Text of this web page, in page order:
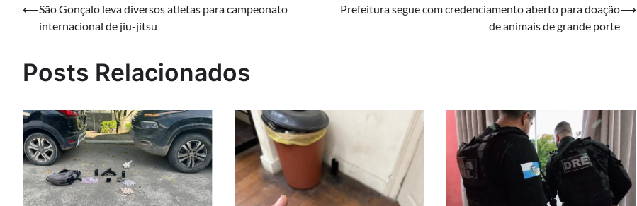
Navegação
⟵São Gonçalo leva diversos atletas para campeonato
internacional de jiu-jítsu
Prefeitura segue com credenciamento aberto para doação
de animais de grande porte
⟶
Posts Relacionados